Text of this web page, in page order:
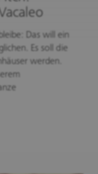
Das will ein
Es soll die
werden.